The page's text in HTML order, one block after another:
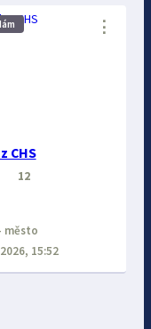
CHS
⋮
12
město
15:52